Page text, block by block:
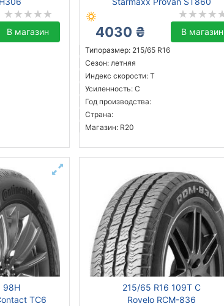
В магазин 4030 ₴ В магазин
Типоразмер: 215/65 R16
Сезон: летняя
Индекс скорости: T
Усиленность: C
Год производства:
Страна:
Магазин: R20
98H
TC6
215/65 R16 109T C
Rovelo RCM-836